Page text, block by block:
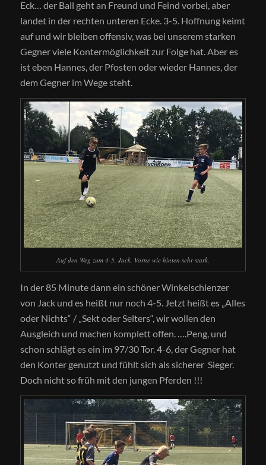
Eck… der Ball geht an Freund und Feind vorbei, aber
landet in der rechten unteren Ecke. 3-5. Hoffnung keimt
auf und wir bleiben offensiv, was bei unserem starken
Gegner viele Kontermöglichkeit zur Folge hat. Aber es
ist eben Hannes, der Pfosten oder wieder Hannes, der
dem Gegner im Wege steht.
Auf den Weg zum 4-5, Jack. Vorne wie hinten sehr stark.
In der 85 Minute dann ein schöner Winkelschlenzer
von Jack und es heißt nur noch 4-5. Jetzt heißt es „Alles
oder Nichts“ / „Sekt oder Selters“, wir wollen den
Ausgleich und machen komplett offen. ….Peng, und
schon schlägt es ein im 97/30 Tor. 4-6, der Gegner hat
den Konter genutzt und fühlt sich als sicherer Sieger.
Doch nicht so früh mit den jungen Pferden !!!